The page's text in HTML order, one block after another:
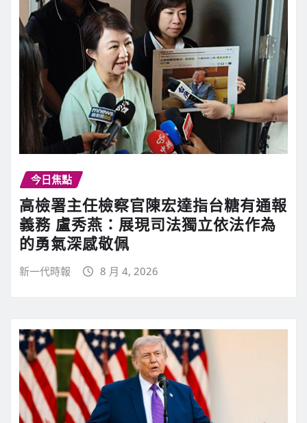
今日焦點
高檢署主任檢察官陳宏達指台糖有通報
義務 盧秀燕：展現司法獨立依法作為
的勇氣深感敬佩
新一代時報 8 月 4, 2026